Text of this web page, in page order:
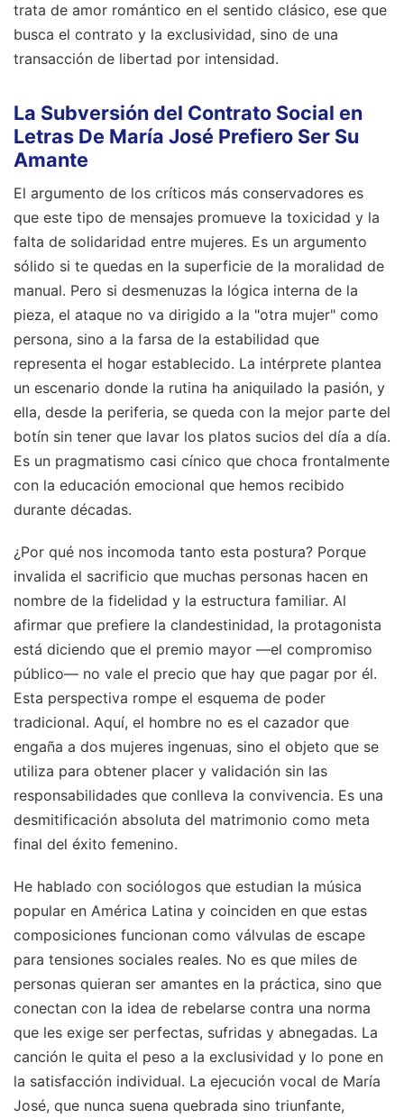
trata de amor romántico en el sentido clásico, ese que
busca el contrato y la exclusividad, sino de una
transacción de libertad por intensidad.
La Subversión del Contrato Social en
Letras De María José Prefiero Ser Su
Amante
El argumento de los críticos más conservadores es
que este tipo de mensajes promueve la toxicidad y la
falta de solidaridad entre mujeres. Es un argumento
sólido si te quedas en la superficie de la moralidad de
manual. Pero si desmenuzas la lógica interna de la
pieza, el ataque no va dirigido a la "otra mujer" como
persona, sino a la farsa de la estabilidad que
representa el hogar establecido. La intérprete plantea
un escenario donde la rutina ha aniquilado la pasión, y
ella, desde la periferia, se queda con la mejor parte del
botín sin tener que lavar los platos sucios del día a día.
Es un pragmatismo casi cínico que choca frontalmente
con la educación emocional que hemos recibido
durante décadas.
¿Por qué nos incomoda tanto esta postura? Porque
invalida el sacrificio que muchas personas hacen en
nombre de la fidelidad y la estructura familiar. Al
afirmar que prefiere la clandestinidad, la protagonista
está diciendo que el premio mayor —el compromiso
público— no vale el precio que hay que pagar por él.
Esta perspectiva rompe el esquema de poder
tradicional. Aquí, el hombre no es el cazador que
engaña a dos mujeres ingenuas, sino el objeto que se
utiliza para obtener placer y validación sin las
responsabilidades que conlleva la convivencia. Es una
desmitificación absoluta del matrimonio como meta
final del éxito femenino.
He hablado con sociólogos que estudian la música
popular en América Latina y coinciden en que estas
composiciones funcionan como válvulas de escape
para tensiones sociales reales. No es que miles de
personas quieran ser amantes en la práctica, sino que
conectan con la idea de rebelarse contra una norma
que les exige ser perfectas, sufridas y abnegadas. La
canción le quita el peso a la exclusividad y lo pone en
la satisfacción individual. La ejecución vocal de María
José, que nunca suena quebrada sino triunfante,